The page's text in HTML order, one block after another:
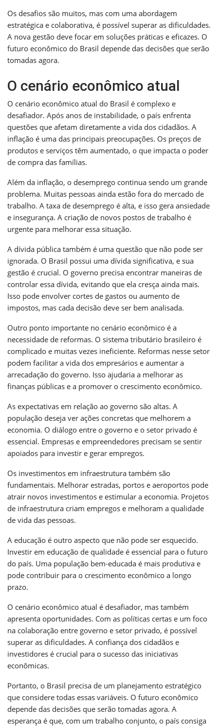
Os desafios são muitos, mas com uma abordagem
estratégica e colaborativa, é possível superar as dificuldades.
A nova gestão deve focar em soluções práticas e eficazes. O
futuro econômico do Brasil depende das decisões que serão
tomadas agora.
O cenário econômico atual
O cenário econômico atual do Brasil é complexo e
desafiador. Após anos de instabilidade, o país enfrenta
questões que afetam diretamente a vida dos cidadãos. A
inflação é uma das principais preocupações. Os preços de
produtos e serviços têm aumentado, o que impacta o poder
de compra das famílias.
Além da inflação, o desemprego continua sendo um grande
problema. Muitas pessoas ainda estão fora do mercado de
trabalho. A taxa de desemprego é alta, e isso gera ansiedade
e insegurança. A criação de novos postos de trabalho é
urgente para melhorar essa situação.
A dívida pública também é uma questão que não pode ser
ignorada. O Brasil possui uma dívida significativa, e sua
gestão é crucial. O governo precisa encontrar maneiras de
controlar essa dívida, evitando que ela cresça ainda mais.
Isso pode envolver cortes de gastos ou aumento de
impostos, mas cada decisão deve ser bem analisada.
Outro ponto importante no cenário econômico é a
necessidade de reformas. O sistema tributário brasileiro é
complicado e muitas vezes ineficiente. Reformas nesse setor
podem facilitar a vida dos empresários e aumentar a
arrecadação do governo. Isso ajudaria a melhorar as
finanças públicas e a promover o crescimento econômico.
As expectativas em relação ao governo são altas. A
população deseja ver ações concretas que melhorem a
economia. O diálogo entre o governo e o setor privado é
essencial. Empresas e empreendedores precisam se sentir
apoiados para investir e gerar empregos.
Os investimentos em infraestrutura também são
fundamentais. Melhorar estradas, portos e aeroportos pode
atrair novos investimentos e estimular a economia. Projetos
de infraestrutura criam empregos e melhoram a qualidade
de vida das pessoas.
A educação é outro aspecto que não pode ser esquecido.
Investir em educação de qualidade é essencial para o futuro
do país. Uma população bem-educada é mais produtiva e
pode contribuir para o crescimento econômico a longo
prazo.
O cenário econômico atual é desafiador, mas também
apresenta oportunidades. Com as políticas certas e um foco
na colaboração entre governo e setor privado, é possível
superar as dificuldades. A confiança dos cidadãos e
investidores é crucial para o sucesso das iniciativas
econômicas.
Portanto, o Brasil precisa de um planejamento estratégico
que considere todas essas variáveis. O futuro econômico
depende das decisões que serão tomadas agora. A
esperança é que, com um trabalho conjunto, o país consiga